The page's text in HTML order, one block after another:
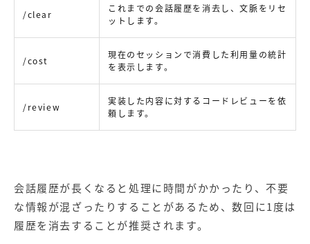
/clear
これまでの会話履歴を消去し、文脈をリセ
ットします。
/cost
現在のセッションで消費した利用量の統計
を表示します。
/review
実装した内容に対するコードレビューを依
頼します。
会話履歴が長くなると処理に時間がかかったり、不要
な情報が混ざったりすることがあるため、数回に1度は
履歴を消去することが推奨されます。